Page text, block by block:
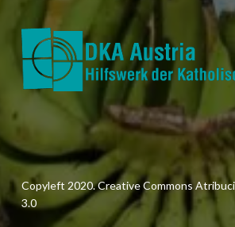
Copyleft 2020. Creative Commons
3.0